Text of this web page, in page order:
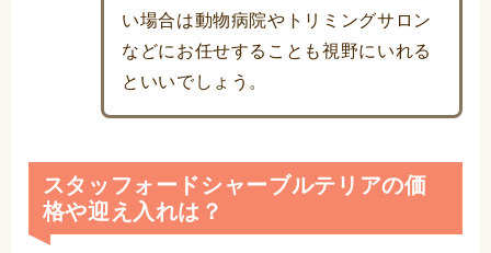
い場合は動物病院やトリミングサロン
などにお任せすることも視野にいれる
といいでしょう。
スタッフォードシャーブルテリアの価
格や迎え入れは？